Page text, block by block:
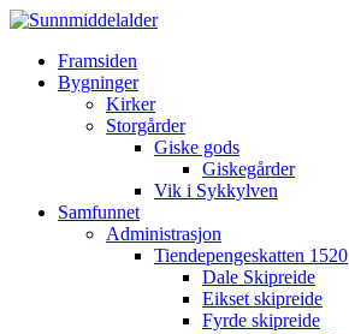
Framsiden
Bygninger
Kirker
Storgårder
Giske gods
Giskegårder
Vik i Sykkylven
Samfunnet
Administrasjon
Tiendepengeskatten 1520
Dale Skipreide
Eikset skipreide
Fyrde skipreide